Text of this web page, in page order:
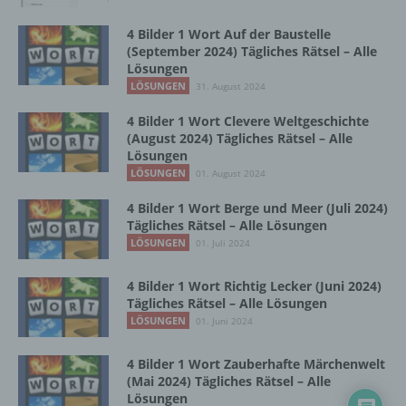
4 Bilder 1 Wort Auf der Baustelle
(September 2024) Tägliches Rätsel – Alle
Lösungen
LÖSUNGEN 31. August 2024
4 Bilder 1 Wort Clevere Weltgeschichte
(August 2024) Tägliches Rätsel – Alle
Lösungen
LÖSUNGEN 01. August 2024
4 Bilder 1 Wort Berge und Meer (Juli 2024)
Tägliches Rätsel – Alle Lösungen
LÖSUNGEN 01. Juli 2024
4 Bilder 1 Wort Richtig Lecker (Juni 2024)
Tägliches Rätsel – Alle Lösungen
LÖSUNGEN 01. Juni 2024
4 Bilder 1 Wort Zauberhafte Märchenwelt
(Mai 2024) Tägliches Rätsel – Alle
Lösungen
Daten wie das Erheben, das Erfassen, die
Organisation, das Ordnen, die Speicherung,
die Anpassung oder Veränderung, das
Auslesen, das Abfragen, die Verwendung,
Verbreitung oder eine andere Form der
Bereitstellung, den Abgleich oder die
Verknüpfung, die Einschränkung, das
Löschen oder die Vernichtung.
d) Einschränkung der Verarbeitung
Einschränkung der Verarbeitung ist die
Markierung gespeicherter
personenbezogener Daten mit dem Ziel, ihre
künftige Verarbeitung einzuschränken.
e) Profiling